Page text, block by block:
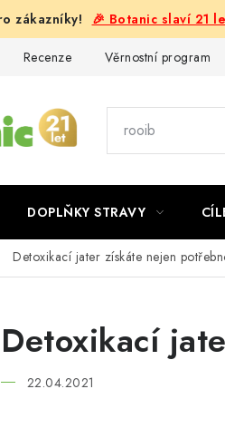
🎉 Botanic slaví 21
Recenze Věrnostní program
DOPLŇKY STRAVY
Detoxikací jater získáte nejen
Detoxikací
22.04.2021